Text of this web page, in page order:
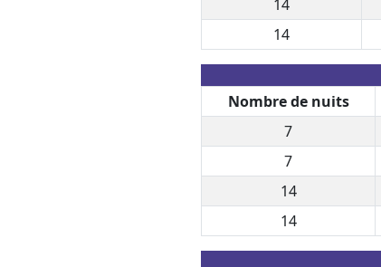
14
14
Nombre de nuits
7
7
14
14